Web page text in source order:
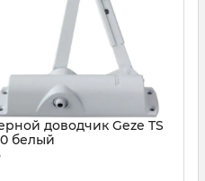
доводчик Geze TS
белый